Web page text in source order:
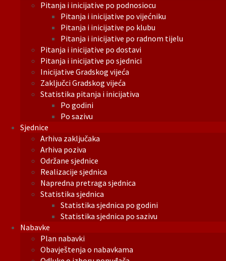
Pitanja i inicijative po podnosiocu
Pitanja i inicijative po vijećniku
Pitanja i inicijative po klubu
Pitanja i inicijative po radnom tijelu
Pitanja i inicijative po dostavi
Pitanja i inicijative po sjednici
Inicijative Gradskog vijeća
Zaključci Gradskog vijeća
Statistika pitanja i inicijativa
Po godini
Po sazivu
Sjednice
Arhiva zaključaka
Arhiva poziva
Održane sjednice
Realizacije sjednica
Napredna pretraga sjednica
Statistika sjednica
Statistika sjednica po godini
Statistika sjednica po sazivu
Nabavke
Plan nabavki
Obavještenja o nabavkama